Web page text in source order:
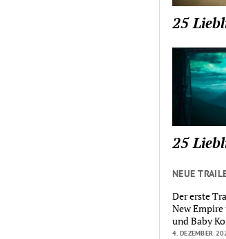
25
25
NEUE
Der erste
New
und Baby
4. DEZEMBER